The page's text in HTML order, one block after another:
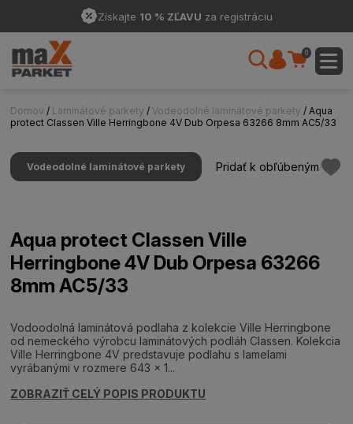
Získajte 10 % ZĽAVU za registráciu
0
Domov / Laminátové parkety / Vodeodolné laminátové parkety / Aqua
protect Classen Ville Herringbone 4V Dub Orpesa 63266 8mm AC5/33
Vodeodolné laminátové parkety Pridať k obľúbeným
Aqua protect Classen Ville
Herringbone 4V Dub Orpesa 63266
8mm AC5/33
Vodoodolná laminátová podlaha z kolekcie Ville Herringbone
od nemeckého výrobcu laminátových podláh Classen. Kolekcia
Ville Herringbone 4V predstavuje podlahu s lamelami
vyrábanými v rozmere 643 x 1...
ZOBRAZIŤ CELÝ POPIS PRODUKTU